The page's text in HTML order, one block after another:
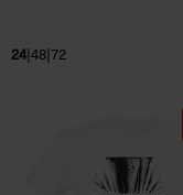
24|48|72